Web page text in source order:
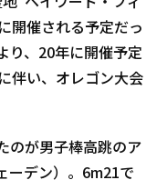
開催される予定だっ
り、20年に開催予定
伴い、オレゴン大会
のが男子棒高跳のア
ーデン）。6m21で